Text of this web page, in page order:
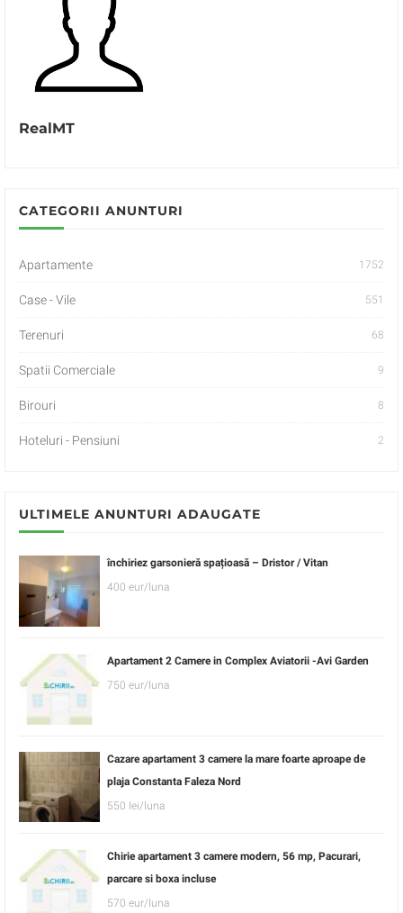
RealMT
CATEGORII ANUNTURI
Apartamente 1752
Case - Vile 551
Terenuri 68
Spatii Comerciale 9
Birouri 8
Hoteluri - Pensiuni 2
ULTIMELE ANUNTURI ADAUGATE
închiriez garsonieră spațioasă – Dristor / Vitan
400 eur/luna
Apartament 2 Camere in Complex Aviatorii -Avi Garden
750 eur/luna
Cazare apartament 3 camere la mare foarte aproape de
plaja Constanta Faleza Nord
550 lei/luna
Chirie apartament 3 camere modern, 56 mp, Pacurari,
parcare si boxa incluse
570 eur/luna